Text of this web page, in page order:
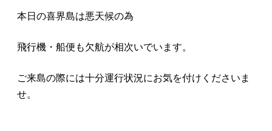
本日の喜界島は悪天候の為
飛行機・船便も欠航が相次いでいます。
ご来島の際には十分運行状況にお気を付けくださいま
せ。